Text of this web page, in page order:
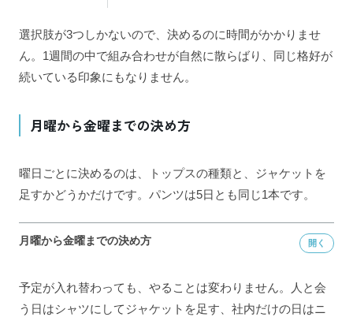
選択肢が3つしかないので、決めるのに時間がかかりませ
ん。1週間の中で組み合わせが自然に散らばり、同じ格好が
続いている印象にもなりません。
月曜から金曜までの決め方
曜日ごとに決めるのは、トップスの種類と、ジャケットを
足すかどうかだけです。パンツは5日とも同じ1本です。
月曜から金曜までの決め方
予定が入れ替わっても、やることは変わりません。人と会
う日はシャツにしてジャケットを足す、社内だけの日はニ